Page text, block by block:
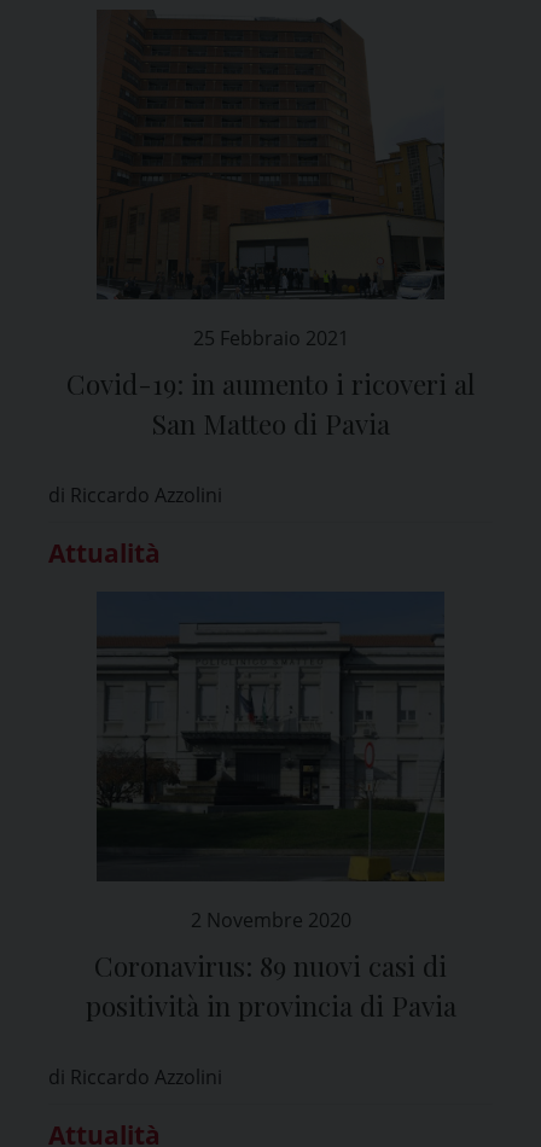
25 Febbraio 2021
Covid-19: in aumento i ricoveri al
San Matteo di Pavia
di Riccardo Azzolini
Attualità
2 Novembre 2020
Coronavirus: 89 nuovi casi di
positività in provincia di Pavia
di Riccardo Azzolini
Attualità